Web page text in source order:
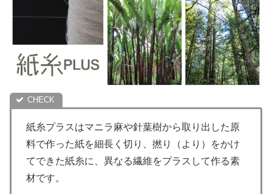
紙糸プラスはマニラ麻や針葉樹から取り出した原
料で作った紙を細長く切り、撚り（より）をかけ
てできた紙糸に、異なる繊維をプラスして作る素
材です。